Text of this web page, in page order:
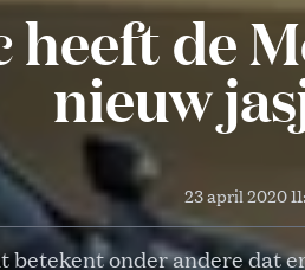
heeft de
nieuw
23 april 2020
betekent onder andere dat